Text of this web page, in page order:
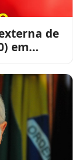
de
em